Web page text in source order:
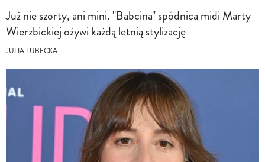
Już nie szorty, ani mini. "Babcina" spódnica midi Marty
Wierzbickiej ożywi każdą letnią stylizację
JULIA LUBECKA